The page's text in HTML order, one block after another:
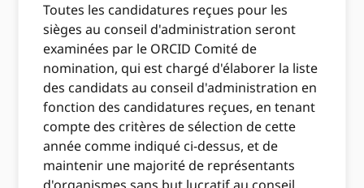
Toutes les candidatures reçues pour les
sièges au conseil d'administration seront
examinées par le ORCID Comité de
nomination, qui est chargé d'élaborer la liste
des candidats au conseil d'administration en
fonction des candidatures reçues, en tenant
compte des critères de sélection de cette
année comme indiqué ci-dessus, et de
maintenir une majorité de représentants